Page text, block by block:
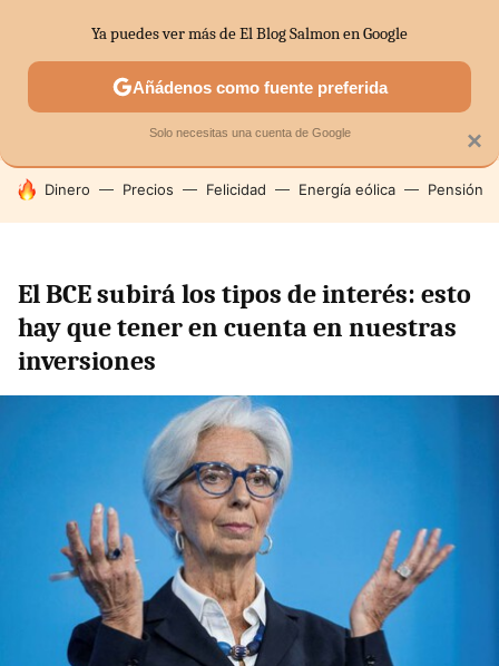
SECTORES ECONOMÍA DOMÉSTICA MERCADOS
HOY SE HABLA DE
Dinero Precios Felicidad Energía eólica Pensión
El BCE subirá los tipos de interés: esto
hay que tener en cuenta en nuestras
inversiones
×
Ya puedes ver más de El Blog Salmon en Google
Añádenos como fuente preferida
Solo necesitas una cuenta de Google